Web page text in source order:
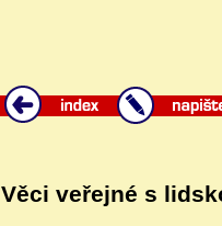
Věci veřejné s